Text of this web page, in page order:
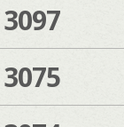
3097
3075